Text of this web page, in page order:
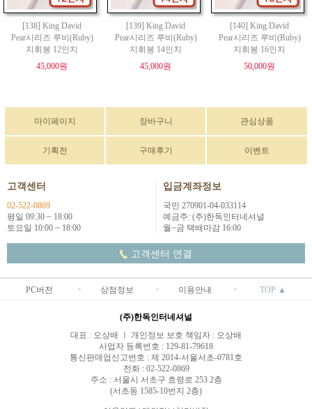
[138] King David
Pear시리즈 루비(Ruby)
지휘봉 12인치
45,000원
[139] King David
Pear시리즈 루비(Ruby)
지휘봉 14인치
45,000원
[140] King David
Pear시리즈 루비(Ruby)
지휘봉 16인치
50,000원
마이페이지 장바구니 관심상품
기획전 구매후기 이벤트
고객센터
02-522-0869
평일 09:30 ~ 18:00
토요일 10:00 ~ 18:00
입금계좌정보
국민 270901-04-033114
예금주: (주)한독인터네셔널
월~금 택배마감 16:00
고객센터 연결
PC버전 상점정보 이용안내 TOP ▲
(주)한독인터네셔널
대표 : 오상배 ㅣ 개인정보 보호 책임자 : 오상배
사업자 등록번호 : 129-81-79618
통신판매업신고번호 : 제 2014-서울서초-0781호
전화 : 02-522-0869
주소 : 서울시 서초구 효령로 253 2층
(서초동 1585-10번지 2층)